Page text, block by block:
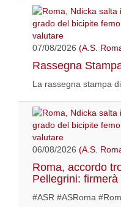
07/08/2026 (A.S.
Rassegna
La rassegna stampa
06/08/2026 (A.S.
Roma, accordo
Pellegrini:
#ASR #ASRoma